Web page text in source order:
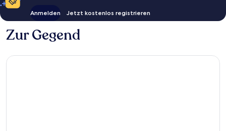
Anmelden Jetzt kostenlos registrieren
Zur Gegend